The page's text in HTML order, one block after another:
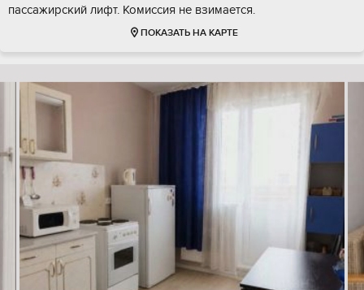
пассажирский лифт. Комиссия не взимается.
ПОКАЗАТЬ НА КАРТЕ